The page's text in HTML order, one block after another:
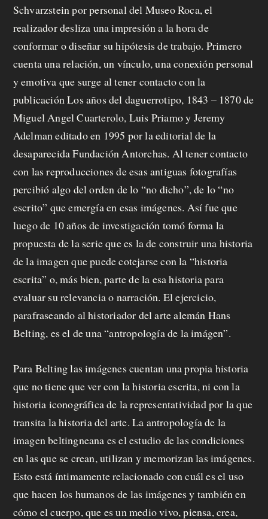
Schvarzstein por personal del Museo Roca, el
realizador desliza una impresión a la hora de
conformar o diseñar su hipótesis de trabajo. Primero
cuenta una relación, un vínculo, una conexión personal
y emotiva que surge al tener contacto con la
publicaciónLos años del daguerrotipo, 1843 – 1870de
Miguel Angel Cuarterolo, Luis Priamo y Jeremy
Adelman editado en 1995 por la editorial de la
desaparecida Fundación Antorchas. Al tener contacto
con las reproducciones de esas antiguas fotografías
percibió algo del orden de lo “no dicho”, de lo “no
escrito” que emergía en esas imágenes. Así fue que
luego de 10 años de investigación tomó forma la
propuesta de la serie que es la de construir una historia
de la imagen que puede cotejarse con la “historia
escrita” o, más bien, parte de la esa historia para
evaluar su relevancia o narración. El ejercicio,
parafraseando al historiador del arte alemán Hans
Belting, es el de una “antropología de la imágen”.
Para Belting las imágenes cuentan una propia historia
que no tiene que ver con la historia escrita, ni con la
historia iconográfica de la representatividad por la que
transita la historia del arte. La antropología de la
imagen beltingneana es el estudio de las condiciones
en las que se crean, utilizan y memorizan las imágenes.
Esto está íntimamente relacionado con cuál es el uso
que hacen los humanos de las imágenes y también en
cómo el cuerpo, que es un medio vivo, piensa, crea,